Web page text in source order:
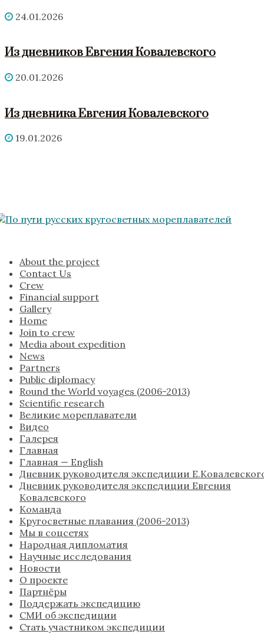
24.01.2026
Из дневников Евгения Ковалевского
20.01.2026
Из дневника Евгения Ковалевского
19.01.2026
About the project
Contact Us
Crew
Financial support
Gallery
Home
Join to crew
Media about expedition
News
Partners
Public diplomacy
Round the World voyages (2006-2013)
Scientific research
Великие мореплаватели
Видео
Галерея
Главная
Главная — English
Дневник руководителя экспедиции
Дневник руководителя экспедиции Евгения
Ковалевского
Команда
Кругосветные плавания (2006-2013)
Мы в соцсетях
Народная дипломатия
Научные исследования
Новости
О проекте
Партнёры
Поддержать экспедицию
СМИ об экспедиции
Стать участником экспедиции